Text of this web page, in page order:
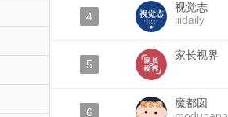
4
视觉志
iiidaily
5
家长视界
6
魔都囡